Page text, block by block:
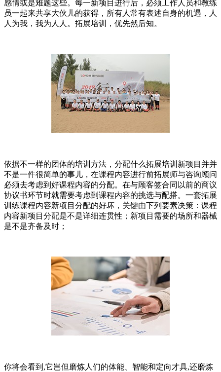
感情或是难题这些。每一新项目进行后，必须工作人员和教练
员一起来共享大伙儿的获得，所有人常有表述自身的机遇，人
人为我，我为人人。拓展培训，优先然后知。
依据不一样的团体的培训方法，分配什么拓展培训新项目并并
不是一件很简单的事儿，在课程内容进行前拓展师与咨询顾问
必须去考虑到好课程内容的分配。在与顾客签合同以前的商议
协议书环节时就需要考虑到课程内容的挑选与配搭。一套拓展
训练课程内容新项目分配的好坏，关键由下列要素决策：课程
内容新项目分配是不是详细连贯性；新项目需要的场所和器械
是不是齐备及时；
你将会看到,它岂但磨炼人们的体能、智能和定向才具,还磨炼